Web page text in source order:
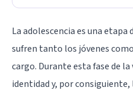
La adolescencia es una
sufren tanto los jóvenes
cargo. Durante esta fase de
identidad y, por